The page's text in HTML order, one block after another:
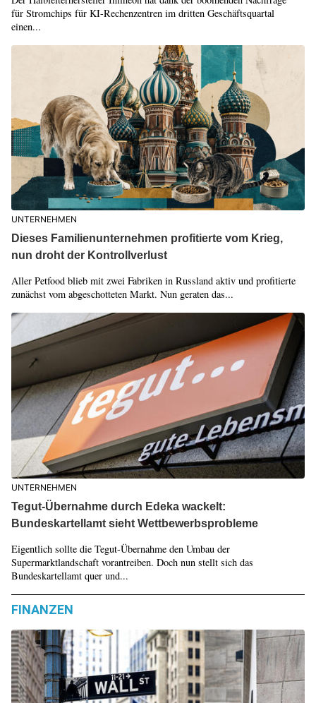
für Stromchips für KI-Rechenzentren im dritten Geschäftsquartal
einen...
UNTERNEHMEN
Dieses Familienunternehmen profitierte vom Krieg,
nun droht der Kontrollverlust
Aller Petfood blieb mit zwei Fabriken in Russland aktiv und profitierte
zunächst vom abgeschotteten Markt. Nun geraten das...
UNTERNEHMEN
Tegut-Übernahme durch Edeka wackelt:
Bundeskartellamt sieht Wettbewerbsprobleme
Eigentlich sollte die Tegut-Übernahme den Umbau der
Supermarktlandschaft vorantreiben. Doch nun stellt sich das
Bundeskartellamt quer und...
FINANZEN